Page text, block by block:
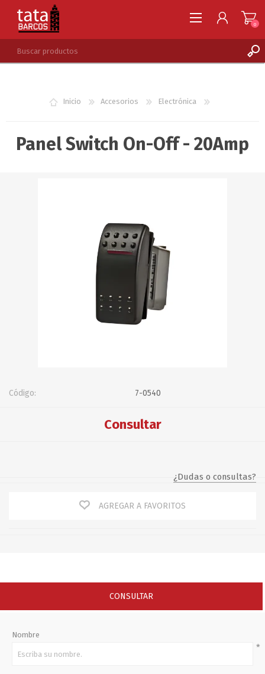
LISTA DE DESEOS
0
Inicio Accesorios Electrónica
Panel Switch On-Off - 20Amp
Código: 7-0540
Consultar
¿Dudas o consultas?
AGREGAR A FAVORITOS
CONSULTAR
Nombre
*